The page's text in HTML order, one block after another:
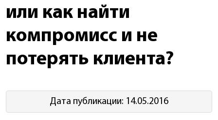
или как найти
компромисс и не
потерять клиента?
Дата публикации: 14.05.2016